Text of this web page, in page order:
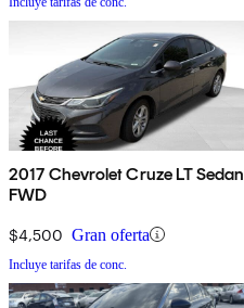
2017 Chevrolet Cruze LT Sedan
FWD
$4,500 Gran oferta
Incluye tarifas de conc.